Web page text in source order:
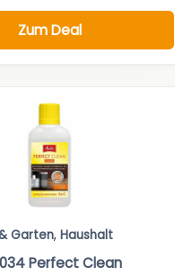
Zum Deal
Garten, Haushalt
Perfect Clean